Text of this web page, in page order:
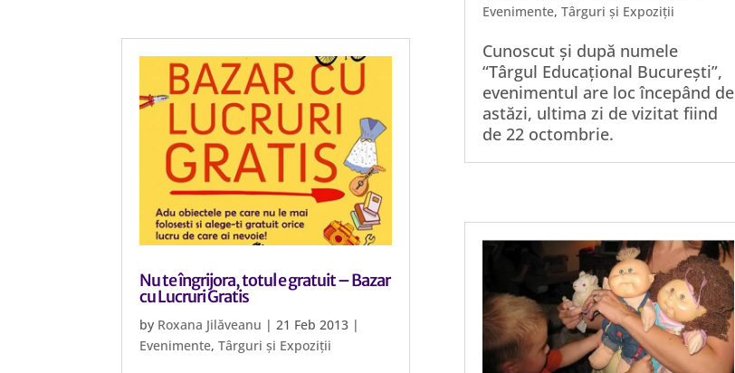
Nu te îngrijora, totul e gratuit – Bazar
cu Lucruri Gratis
by Roxana Jilăveanu |21 Feb 2013 |
Evenimente,Târguri și Expoziții
Evenimente, Târguri și Expoziții
Cunoscut și după numele
“Târgul Educațional București”,
evenimentul are loc începând de
astăzi, ultima zi de vizitat fiind
de 22 octombrie.